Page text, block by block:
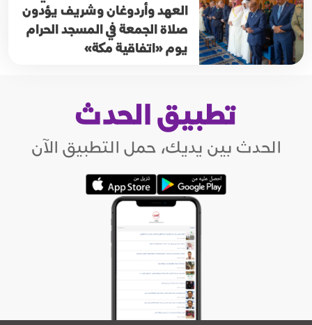
العهد وأردوغان وشريف يؤدون
صلاة الجمعة في المسجد الحرام
يوم «اتفاقية مكة»
تطبيق الحدث
الحدث بين يديك، حمل التطبيق الآن